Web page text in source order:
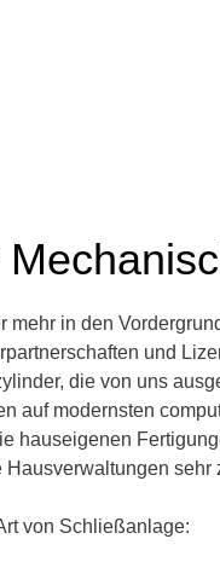
mehr in den
und
die von uns
auf modernsten
hauseigenen
sehr
von Schließanlage: